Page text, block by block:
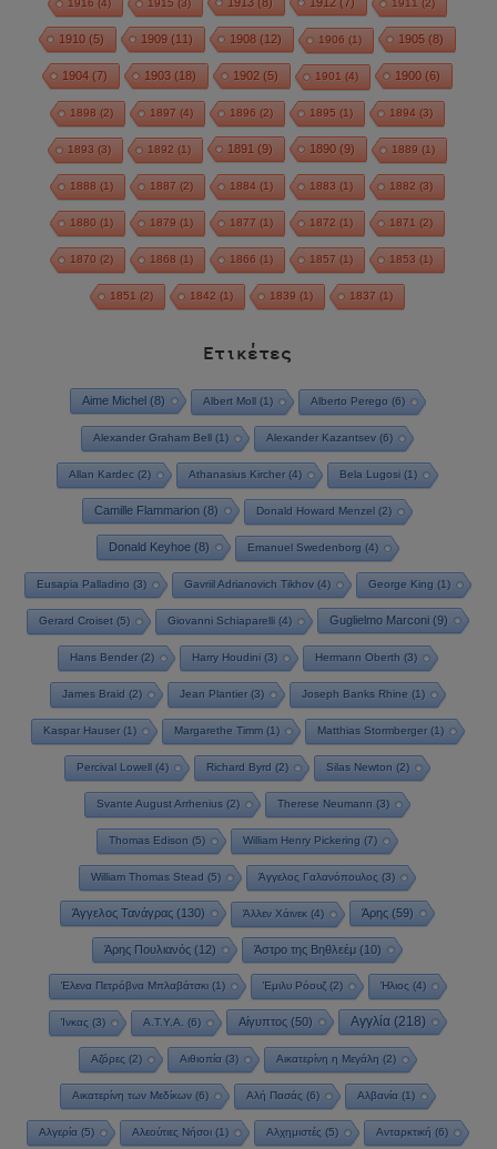
1916 (4) 1915 (3) 1913 (8) 1912 (7) 1911 (2)
1910 (5) 1909 (11) 1908 (12) 1906 (1) 1905 (8)
1904 (7) 1903 (18) 1902 (5) 1901 (4) 1900 (6)
1898 (2) 1897 (4) 1896 (2) 1895 (1) 1894 (3)
1893 (3) 1892 (1) 1891 (9) 1890 (9) 1889 (1)
1888 (1) 1887 (2) 1884 (1) 1883 (1) 1882 (3)
1880 (1) 1879 (1) 1877 (1) 1872 (1) 1871 (2)
1870 (2) 1868 (1) 1866 (1) 1857 (1) 1853 (1)
1851 (2) 1842 (1) 1839 (1) 1837 (1)
Ετικέτες
Aime Michel (8) Albert Moll (1) Alberto Perego (6)
Alexander Graham Bell (1) Alexander Kazantsev (6)
Allan Kardec (2) Athanasius Kircher (4) Bela Lugosi (1)
Camille Flammarion (8) Donald Howard Menzel (2)
Donald Keyhoe(8) Emanuel Swedenborg (4)
Eusapia Palladino (3) Gavriil Adrianovich Tikhov(4) George King (1)
Gerard Croiset(5) Giovanni Schiaparelli(4) Guglielmo Marconi(9)
Hans Bender(2) Harry Houdini(3) Hermann Oberth (3)
James Braid (2) Jean Plantier(3) Joseph Banks Rhine (1)
Kaspar Hauser(1) Margarethe Timm(1) Matthias Stormberger(1)
Percival Lowell (4) Richard Byrd (2) Silas Newton (2)
Svante August Arrhenius (2) Therese Neumann (3)
Thomas Edison (5) William Henry Pickering (7)
William Thomas Stead (5) Άγγελος Γαλανόπουλος (3)
Άγγελος Τανάγρας (130) Άλλεν Χάινεκ (4) Άρης (59)
Άρης Πουλιανός (12) Άστρο της Βηθλεέμ (10)
Έλενα Πετρόβνα Μπλαβάτσκι(1) Έμιλυ Ρόουζ(2) Ήλιος (4)
Ίνκας (3) Α.Τ.Υ.Α. (6) Αίγυπτος(50) Αγγλία(218)
Αζόρες (2) Αιθιοπία(3) Αικατερίνη η Μεγάλη (2)
Αικατερίνη των Μεδίκων(6) Αλή Πασάς (6) Αλβανία(1)
Αλγερία(5) Αλεούτιες Νήσοι(1) Αλχημιστές (5) Ανταρκτική (6)